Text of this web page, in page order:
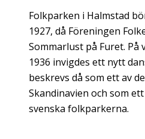
Folkparken i Halmstad
1927, då Föreningen
Sommarlust på Furet.
1936 invigdes ett nytt
beskrevs då som ett av
Skandinavien och som
svenska folkparkerna.